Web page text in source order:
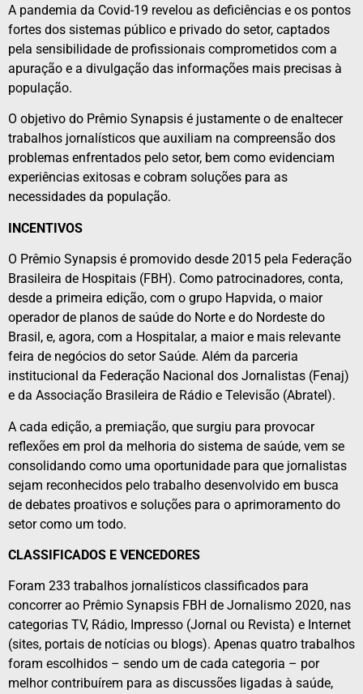
A pandemia da Covid-19 revelou as deficiências e os pontos
fortes dos sistemas público e privado do setor, captados
pela sensibilidade de profissionais comprometidos com a
apuração e a divulgação das informações mais precisas à
população.
O objetivo do Prêmio Synapsis é justamente o de enaltecer
trabalhos jornalísticos que auxiliam na compreensão dos
problemas enfrentados pelo setor, bem como evidenciam
experiências exitosas e cobram soluções para as
necessidades da população.
INCENTIVOS
O Prêmio Synapsis é promovido desde 2015 pela Federação
Brasileira de Hospitais (FBH). Como patrocinadores, conta,
desde a primeira edição, com o grupo Hapvida, o maior
operador de planos de saúde do Norte e do Nordeste do
Brasil, e, agora, com a Hospitalar, a maior e mais relevante
feira de negócios do setor Saúde. Além da parceria
institucional da Federação Nacional dos Jornalistas (Fenaj)
e da Associação Brasileira de Rádio e Televisão (Abratel).
A cada edição, a premiação, que surgiu para provocar
reflexões em prol da melhoria do sistema de saúde, vem se
consolidando como uma oportunidade para que jornalistas
sejam reconhecidos pelo trabalho desenvolvido em busca
de debates proativos e soluções para o aprimoramento do
setor como um todo.
CLASSIFICADOS E VENCEDORES
Foram 233 trabalhos jornalísticos classificados para
concorrer ao Prêmio Synapsis FBH de Jornalismo 2020, nas
categorias TV, Rádio, Impresso (Jornal ou Revista) e Internet
(sites, portais de notícias ou blogs). Apenas quatro trabalhos
foram escolhidos – sendo um de cada categoria – por
melhor contribuírem para as discussões ligadas à saúde,